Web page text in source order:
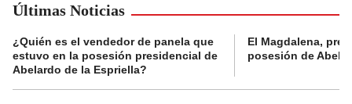
Últimas Noticias
¿Quién es el vendedor de panela que
estuvo en la posesión presidencial de
Abelardo de la Espriella?
El Magdalena,
posesión de